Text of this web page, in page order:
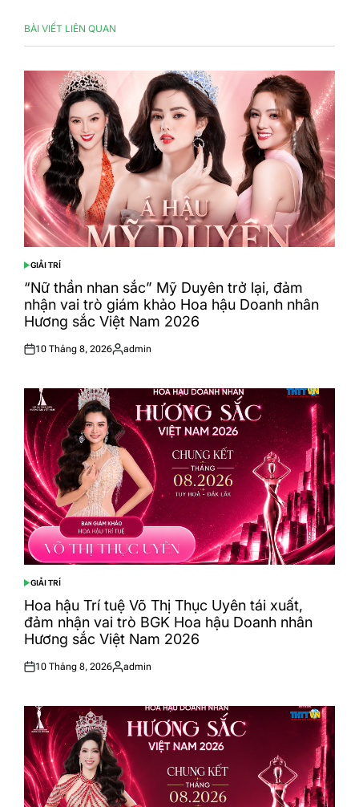
BÀI VIẾT LIÊN QUAN
POSTED
IN
GIẢI TRÍ
“Nữ thần nhan sắc” Mỹ Duyên trở lại, đảm
nhận vai trò giám khảo Hoa hậu Doanh nhân
Hương sắc Việt Nam 2026
Posted
10 Tháng 8, 2026
Posted
admin
POSTED
IN
GIẢI TRÍ
Hoa hậu Trí tuệ Võ Thị Thục Uyên tái xuất,
đảm nhận vai trò BGK Hoa hậu Doanh nhân
Hương sắc Việt Nam 2026
Posted
10 Tháng 8, 2026
Posted
admin